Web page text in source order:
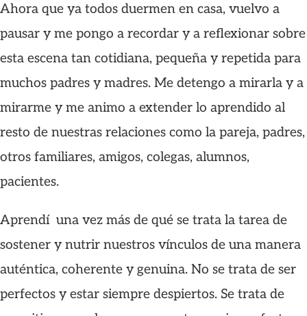
Ahora que ya todos duermen en casa, vuelvo a
pausar y me pongo a recordar y a reflexionar sobre
esta escena tan cotidiana, pequeña y repetida para
muchos padres y madres. Me detengo a mirarla y a
mirarme y me animo a extender lo aprendido al
resto de nuestras relaciones como la pareja, padres,
otros familiares, amigos, colegas, alumnos,
pacientes.
Aprendí una vez más de qué se trata la tarea de
sostener y nutrir nuestros vínculos de una manera
auténtica, coherente y genuina. No se trata de ser
perfectos y estar siempre despiertos. Se trata de